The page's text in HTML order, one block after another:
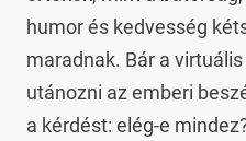
humor és kedvesség
maradnak. Bár a
utánozni az emberi
a kérdést: elég-e